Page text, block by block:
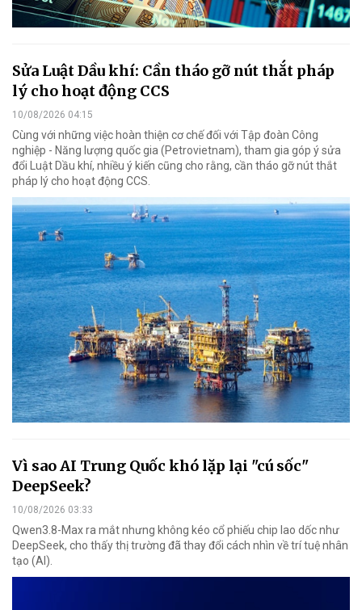
Sửa Luật Dầu khí: Cần tháo gỡ nút thắt pháp
lý cho hoạt động CCS
10/08/2026 04:15
Cùng với những việc hoàn thiện cơ chế đối với Tập đoàn Công
nghiệp - Năng lượng quốc gia (Petrovietnam), tham gia góp ý sửa
đổi Luật Dầu khí, nhiều ý kiến cũng cho rằng, cần tháo gỡ nút thắt
pháp lý cho hoạt động CCS.
Vì sao AI Trung Quốc khó lặp lại "cú sốc"
DeepSeek?
10/08/2026 03:33
Qwen3.8-Max ra mắt nhưng không kéo cổ phiếu chip lao dốc như
DeepSeek, cho thấy thị trường đã thay đổi cách nhìn về trí tuệ nhân
tạo (AI).